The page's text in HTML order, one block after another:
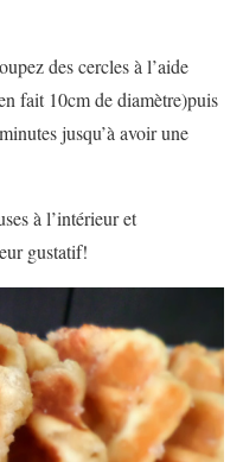
des cercles à l’aide
fait 10cm de diamètre)puis
jusqu’à avoir une
à l’intérieur et
gustatif!